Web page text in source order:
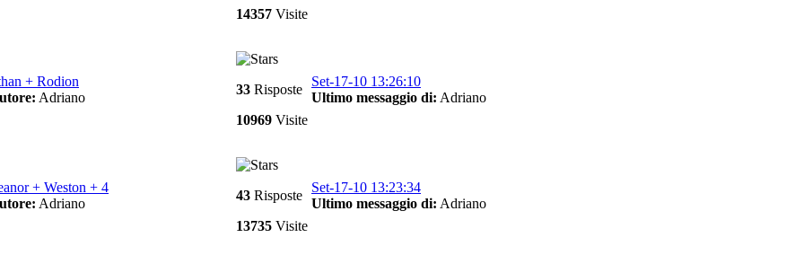
14357 Visite
+ Rodion
Adriano
33 Risposte
10969 Visite
Set-17-10 13:26:10
Ultimo messaggio di: Adriano
+ Weston + 4
Adriano
43 Risposte
13735 Visite
Set-17-10 13:23:34
Ultimo messaggio di: Adriano